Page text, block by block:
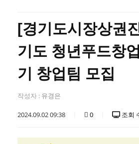
[경기도시장상권
기도 청년푸드창
기 창업팀 모집
작성자 : 유경은
2024.09.02 09:38 0 조회